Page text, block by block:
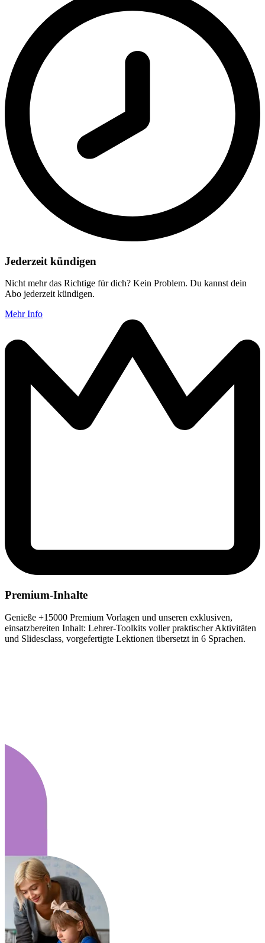
Jederzeit kündigen
Nicht mehr das Richtige für dich? Kein Problem. Du kannst dein
Abo jederzeit kündigen.
Mehr Info
Premium-Inhalte
Genieße +15000 Premium Vorlagen und unseren exklusiven,
einsatzbereiten Inhalt: Lehrer-Toolkits voller praktischer Aktivitäten
und Slidesclass, vorgefertigte Lektionen übersetzt in 6 Sprachen.